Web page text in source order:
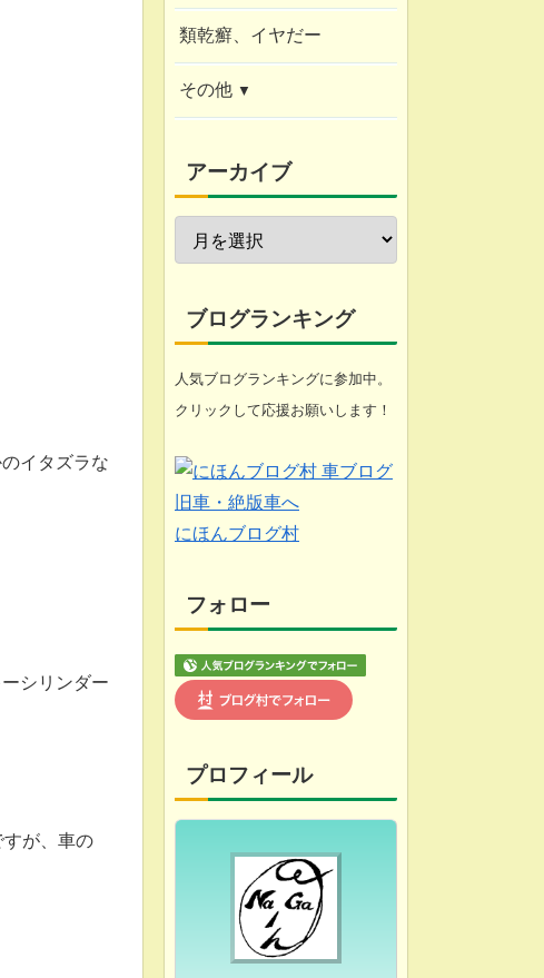
イタズラな
シリンダー
が、車の
類乾癬、イヤだー
その他
近況報告
自転車修理
家庭菜園
ブログ
悩み
化石 (gooのスマホ)
アーカイブ
ブログランキング
人気ブログランキングに参加中。
クリックして応援お願いします！
にほんブログ村
フォロー
プロフィール